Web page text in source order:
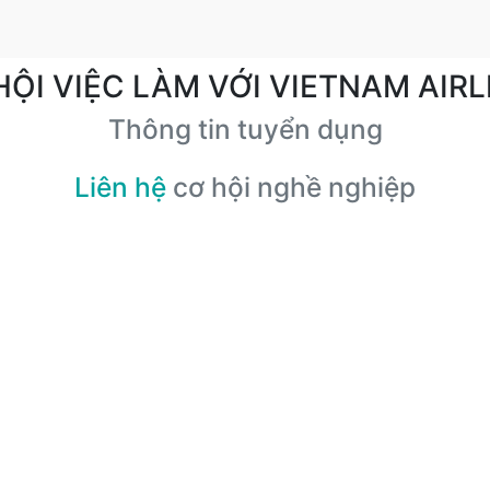
VIỆC LÀM VỚI VIETNAM
Thông tin tuyển dụng
Liên hệ cơ hội nghề nghiệp